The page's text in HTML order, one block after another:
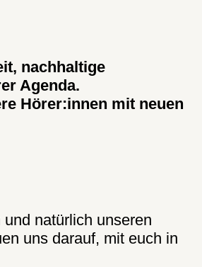
nachhaltige
Agenda.
Hörer:innen mit neuen
natürlich unseren
uns darauf, mit euch in